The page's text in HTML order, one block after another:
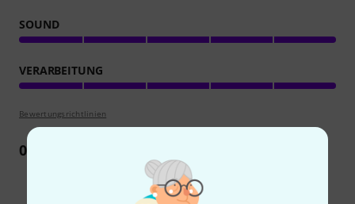
SOUND
VERARBEITUNG
Bewertungsrichtlinien
0Rezension